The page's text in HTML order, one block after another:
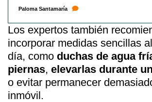
Paloma Santamaría
Los expertos también
incorporar medidas sencillas
día, como duchas de agua
piernas, elevarlas durante
o evitar permanecer
inmóvil.